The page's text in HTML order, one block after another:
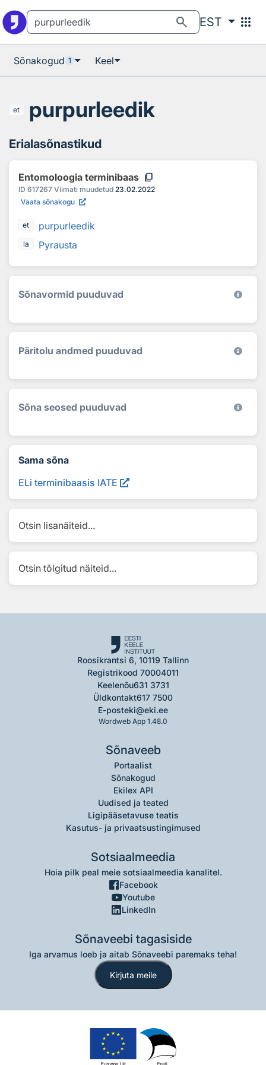
search EST apps
Sõnakogud 1 Keel
et purpurleedik
Erialasõnastikud
Entomoloogia terminibaas content_copy
ID 617267 Viimati muudetud 23.02.2022
Vaata sõnakogu
et purpurleedik
la Pyrausta
Sõnavormid puuduvad
Päritolu andmed puuduvad
Sõna seosed puuduvad
Sama sõna
ELi terminibaasis IATE
Otsin lisanäiteid...
Otsin tõlgitud näiteid...
Roosikrantsi 6, 10119 Tallinn
Registrikood 70004011
Keelenõu631 3731
Üldkontakt617 7500
E-posteki@eki.ee
Wordweb App 1.48.0
Sõnaveeb
Portaalist
Sõnakogud
Ekilex API
Uudised ja teated
Ligipääsetavuse teatis
Kasutus- ja privaatsustingimused
Sotsiaalmeedia
Hoia pilk peal meie sotsiaalmeedia kanalitel.
Facebook
Youtube
LinkedIn
Sõnaveebi tagasiside
Iga arvamus loeb ja aitab Sõnaveebi paremaks teha!
Kirjuta meile